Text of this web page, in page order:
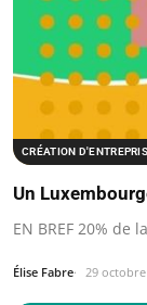
CRÉATION
Un
EN BREF 20%
Élise Fabre 29 octobre